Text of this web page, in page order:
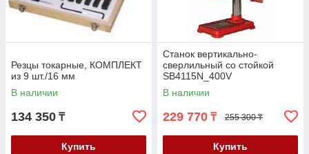
Резцы токарные, КОМПЛЕКТ
из 9 шт./16 мм
В наличии
134 350 ₸
Купить
Станок вертикально-
сверлильный со стойкой
SB4115N_400V
В наличии
229 770 ₸ 255 300 ₸
Купить